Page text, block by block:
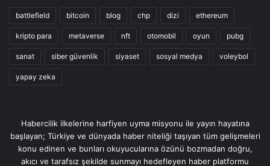
battlefield bitcoin blog chp dizi ethereum
kripto para metaverse nft otomobil oyun pubg
sanat siber güvenlik siyaset sosyal medya voleybol
yapay zeka
Habercilik ilkelerine harfiyen uyma misyonu ile yayın hayatına
başlayan; Türkiye ve dünyada haber niteliği taşıyan tüm gelişmeleri
konu edinen ve bunları okuyucularına özünü bozmadan doğru,
akıcı ve tarafsız şekilde sunmayı hedefleyen haber platformu